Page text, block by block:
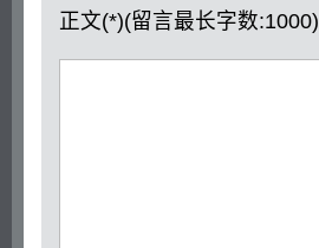
正文(*)(留言最长字数:1000)